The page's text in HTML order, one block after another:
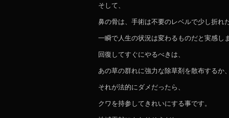
そして、
鼻の骨は、手術は不要のレベルで少し折れ
一瞬で人生の状況は変わるものだと実感し
回復してすぐにやるべきは、
あの草の群れに強力な除草剤を散布するか、
それが法的にダメだったら、
クワを持参してきれいにする事です。